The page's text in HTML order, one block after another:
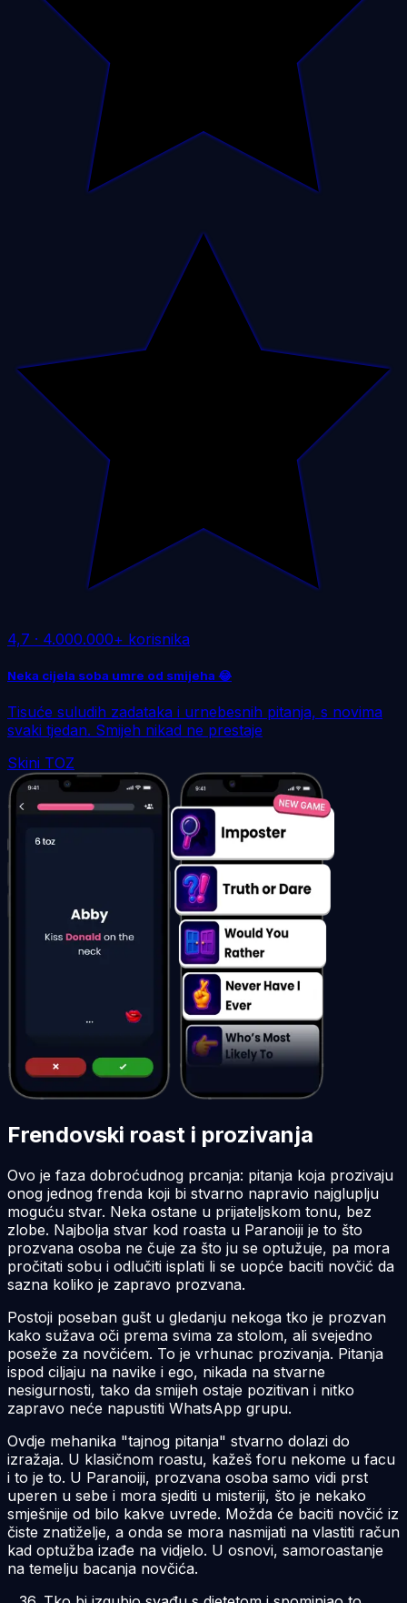
4,7 · 4.000.000+ korisnika
Neka cijela soba umre od smijeha 😂
Tisuće suludih zadataka i urnebesnih pitanja, s novima
svaki tjedan. Smijeh nikad ne prestaje
Skini TOZ
Frendovski roast i prozivanja
Ovo je faza dobroćudnog prcanja: pitanja koja prozivaju
onog jednog frenda koji bi stvarno napravio najgluplju
moguću stvar. Neka ostane u prijateljskom tonu, bez
zlobe. Najbolja stvar kod roasta u Paranoiji je to što
prozvana osoba ne čuje za što ju se optužuje, pa mora
pročitati sobu i odlučiti isplati li se uopće baciti novčić da
sazna koliko je zapravo prozvana.
Postoji poseban gušt u gledanju nekoga tko je prozvan
kako sužava oči prema svima za stolom, ali svejedno
poseže za novčićem. To je vrhunac prozivanja. Pitanja
ispod ciljaju na navike i ego, nikada na stvarne
nesigurnosti, tako da smijeh ostaje pozitivan i nitko
zapravo neće napustiti WhatsApp grupu.
Ovdje mehanika "tajnog pitanja" stvarno dolazi do
izražaja. U klasičnom roastu, kažeš foru nekome u facu
i to je to. U Paranoiji, prozvana osoba samo vidi prst
uperen u sebe i mora sjediti u misteriji, što je nekako
smješnije od bilo kakve uvrede. Možda će baciti novčić iz
čiste znatiželje, a onda se mora nasmijati na vlastiti račun
kad optužba izađe na vidjelo. U osnovi, samoroastanje
na temelju bacanja novčića.